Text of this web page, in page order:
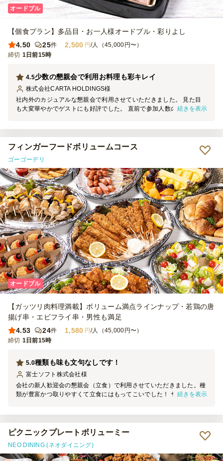
オードブル
【個食プラン】多品目・お一人様オードブル・彩りよし
4.50
25件 2,500 円/人（45,000円〜）
締切 1日前15時
少数の懇親会で利用お料理も彩キレイ
4.5
株式会社CARTA HOLDINGS様
社内外のカジュアルな懇親会で利用させていただきました。 見た目
も大変華やかでゲストにも好評でした。 直前で参加人数の変更もあ
続きを表示
フィンガーフードボリュームコース
ゴーゴーデリ
オードブル
【ガッツリ肉料理満載】ボリューム満点ラインナップ・若鶏の唐
揚げ串・エビフライ串・男性も満足
4.53
24件 1,580 円/人（45,000円〜）
締切 1日前15時
種類も味も文句なしです！
5.0
富士ソフト株式会社様
会社の新人歓迎会の懇親会（立食）で利用させていただきました。種
類が豊富かつ取りやすくて立食にはもってこいでした！ サラダもフ
続きを表示
ピクニックプレートボリューミー
NEO DINING.(ネオダイニング)